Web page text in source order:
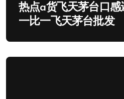
热点a货飞天茅台口
一比一飞天茅台批发